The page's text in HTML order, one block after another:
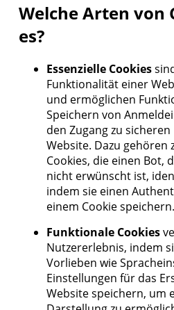
Welche Arten von
es?
Essenzielle Cookies
Funktionalität einer
und ermöglichen
Speichern von
den Zugang zu
Website. Dazu gehören
Cookies, die einen Bot,
nicht erwünscht ist,
indem sie einen
einem Cookie speichern.
Funktionale Cookies
Nutzererlebnis, indem
Vorlieben wie
Einstellungen für das
Website speichern, um